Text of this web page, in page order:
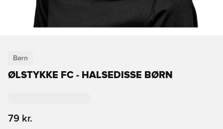
Børn
ØLSTYKKE FC - HALSEDISSE BØRN
79 kr.